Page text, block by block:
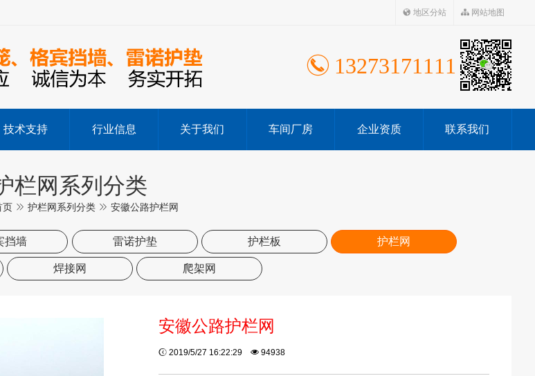
地区分站 网站地图
13273171111
技术支持 行业信息 关于我们 车间厂房 企业资质 联系我们
栏网系列分类
页 护栏网系列分类 安徽公路护栏网
挡墙 雷诺护垫 护栏板 护栏网
焊接网 爬架网
安徽公路护栏网
2019/5/27 16:22:29 94938